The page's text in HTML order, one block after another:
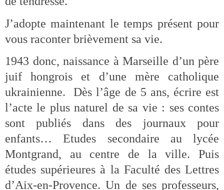
J’adopte maintenant le temps présent pour
vous raconter brièvement sa vie.
1943 donc, naissance à Marseille d’un père
juif hongrois et d’une mère catholique
ukrainienne. Dès l’âge de 5 ans, écrire est
l’acte le plus naturel de sa vie : ses contes
sont publiés dans des journaux pour
enfants… Etudes secondaire au lycée
Montgrand, au centre de la ville. Puis
études supérieures à la Faculté des Lettres
d’Aix-en-Provence. Un de ses professeurs,